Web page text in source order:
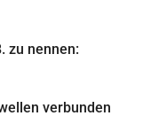
zu nennen:
verbunden